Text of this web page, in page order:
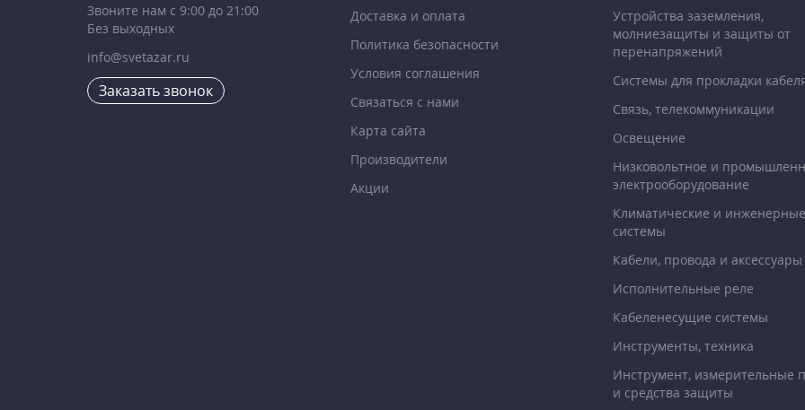
Звоните нам с 9:00 до 21:00
Без выходных
info@svetazar.ru
Заказать звонок
Доставка и оплата
Политика безопасности
Условия соглашения
Связаться с нами
Карта сайта
Производители
Акции
Устройства заземления,
молниезащиты и защиты от
перенапряжений
Системы для прокладки
Связь, телекоммуникации
Освещение
Низковольтное и
электрооборудование
Климатические и инженерные
системы
Кабели, провода и аксессуары
Исполнительные реле
Кабеленесущие системы
Инструменты, техника
Инструмент, измерительные
и средства защиты